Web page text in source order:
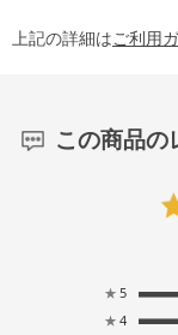
上記の詳細はご利用
この商品の
★ 5
★ 4